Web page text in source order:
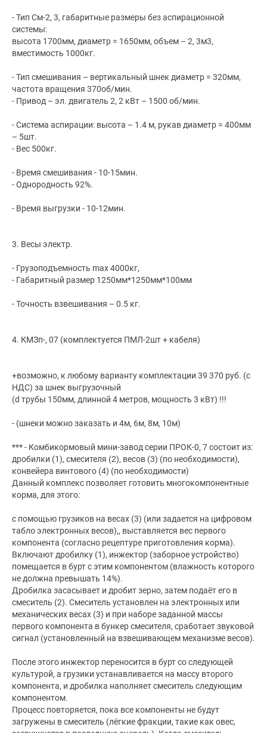
- Тип См-2, 3, габаритные размеры без аспирационной
системы:
высота 1700мм, диаметр = 1650мм, объем – 2, 3м3,
вместимость 1000кг.
- Тип смешивания – вертикальный шнек диаметр = 320мм,
частота вращения 370об/мин.
- Привод – эл. двигатель 2, 2 кВт – 1500 об/мин.
- Система аспирации: высота – 1.4 м, рукав диаметр = 400мм
– 5шт.
- Вес 500кг.
- Время смешивания - 10-15мин.
- Однородность 92%.
- Время выгрузки - 10-12мин.
3. Весы электр.
- Грузоподъемность max 4000кг,
- Габаритный размер 1250мм*1250мм*100мм
- Точность взвешивания – 0.5 кг.
4. КМЗп-, 07 (комплектуется ПМЛ-2шт + кабеля)
+возможно, к любому варианту комплектации 39 370 руб. (с
НДС) за шнек выгрузочный
(d трубы 150мм, длинной 4 метров, мощность 3 кВт) !!!
- (шнеки можно заказать и 4м, 6м, 8м, 10м)
*** - Комбикормовый мини-завод серии ПРОК-0, 7 состоит из:
дробилки (1), смесителя (2), весов (3) (по необходимости),
конвейера винтового (4) (по необходимости)
Данный комплекс позволяет готовить многокомпонентные
корма, для этого:
с помощью грузиков на весах (3) (или задается на цифровом
табло электронных весов),, выставляется вес первого
компонента (согласно рецептуре приготовления корма).
Включают дробилку (1), инжектор (заборное устройство)
помещается в бурт с этим компонентом (влажность которого
не должна превышать 14%).
Дробилка засасывает и дробит зерно, затем подаёт его в
смеситель (2). Смеситель установлен на электронных или
механических весах (3) и при наборе заданной массы
первого компонента в бункер смесителя, сработает звуковой
сигнал (установленный на взвешивающем механизме весов).
После этого инжектор переносится в бурт со следующей
культурой, а грузики устанавливается на массу второго
компонента, и дробилка наполняет смеситель следующим
компонентом.
Процесс повторяется, пока все компоненты не будут
загружены в смеситель (лёгкие фракции, такие как овес,